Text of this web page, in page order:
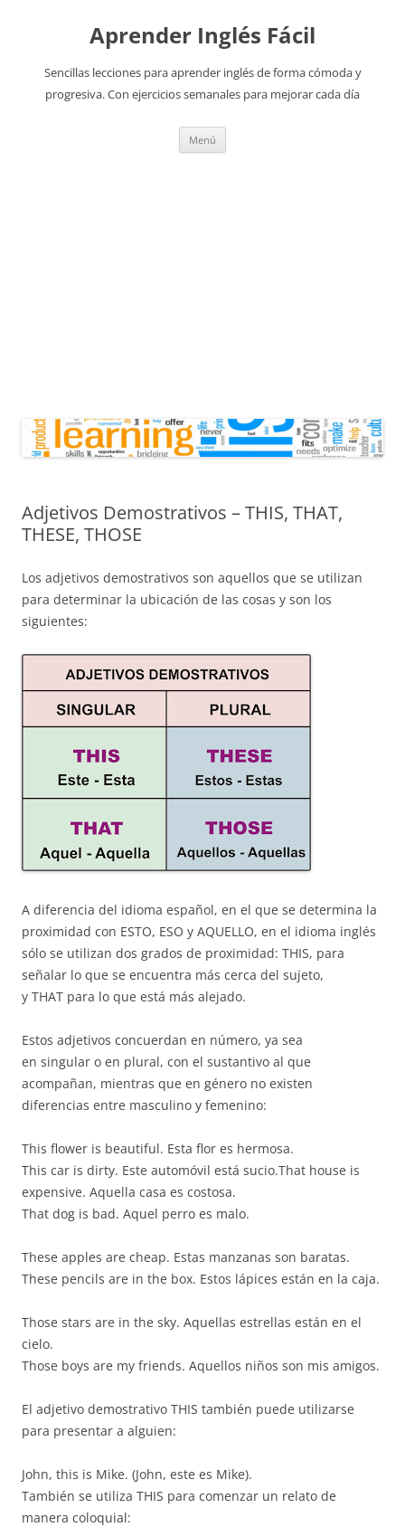
Aprender Inglés Fácil
Sencillas lecciones para aprender inglés de forma cómoda y
progresiva. Con ejercicios semanales para mejorar cada día
Menú
Adjetivos Demostrativos – THIS, THAT,
THESE, THOSE
Los adjetivos demostrativos son aquellos que se utilizan
para determinar la ubicación de las cosas y son los
siguientes:
A diferencia del idioma español, en el que se determina la
proximidad con ESTO, ESO y AQUELLO, en el idioma inglés
sólo se utilizan dos grados de proximidad: THIS, para
señalar lo que se encuentra más cerca del sujeto,
y THAT para lo que está más alejado.
Estos adjetivos concuerdan en número, ya sea
en singular o en plural, con el sustantivo al que
acompañan, mientras que en género no existen
diferencias entre masculino y femenino:
This flower is beautiful. Esta flor es hermosa.
This car is dirty. Este automóvil está sucio.That house is
expensive. Aquella casa es costosa.
That dog is bad. Aquel perro es malo.
These apples are cheap. Estas manzanas son baratas.
These pencils are in the box. Estos lápices están en la caja.
Those stars are in the sky. Aquellas estrellas están en el
cielo.
Those boys are my friends. Aquellos niños son mis amigos.
El adjetivo demostrativo THIS también puede utilizarse
para presentar a alguien:
John, this is Mike. (John, este es Mike).
También se utiliza THIS para comenzar un relato de
manera coloquial: